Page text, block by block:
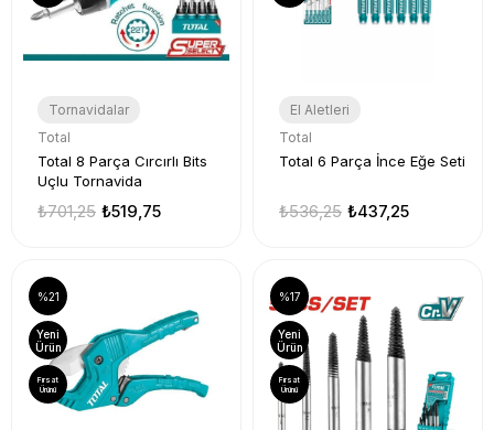
Tornavidalar
Total
Total 8 Parça Cırcırlı Bits
Uçlu Tornavida
₺519,75
₺701,25
El Aletleri
Total
Total 6 Parça İnce Eğe Seti
₺437,25
₺536,25
%21
Yeni
Ürün
Fırsat
Ürünü
%17
Yeni
Ürün
Fırsat
Ürünü